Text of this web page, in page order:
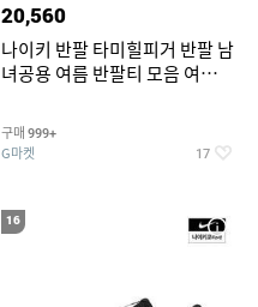
20,560
나이키 반팔 타미힐피거 반팔 남
녀공용 여름 반팔티 모음 여름
구매 999+
G마켓 17
16